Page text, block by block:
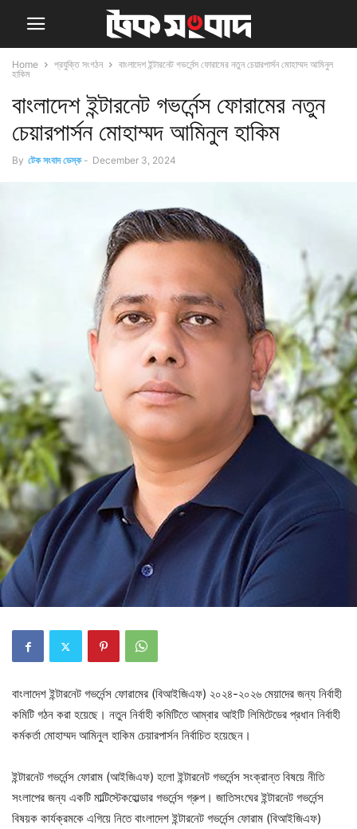
Home প্রযুক্তি সংগঠন
বাংলাদেশ ইন্টারনেট গভর্নেন্স ফোরামের নতুন চেয়ারপার্সন মোহাম্মদ আমিনুল
হাকিম
বাংলাদেশ ইন্টারনেট গভর্নেন্স ফোরামের নতুন
চেয়ারপার্সন মোহাম্মদ আমিনুল হাকিম
By টেক সংবাদ ডেস্ক - December 3, 2024
বাংলাদেশ ইন্টারনেট গভর্নেন্স ফোরামের (বিআইজিএফ) ২০২৪-২০২৬ মেয়াদের জন্য নির্বাহী
কমিটি গঠন করা হয়েছে। নতুন নির্বাহী কমিটিতে আম্বার আইটি লিমিটেডের প্রধান নির্বাহী
কর্মকর্তা মোহাম্মদ আমিনুল হাকিম চেয়ারপার্সন নির্বাচিত হয়েছেন।
ইন্টারনেট গভর্নেন্স ফোরাম (আইজিএফ) হলো ইন্টারনেট গভর্নেন্স সংক্রান্ত বিষয়ে নীতি
সংলাপের জন্য একটি মাল্টিস্টেকহোল্ডার গভর্নেন্স গ্রুপ। জাতিসংঘের ইন্টারনেট গভর্নেন্স
বিষয়ক কার্যক্রমকে এগিয়ে নিতে বাংলাদেশ ইন্টারনেট গভর্নেন্স ফোরাম (বিআইজিএফ)